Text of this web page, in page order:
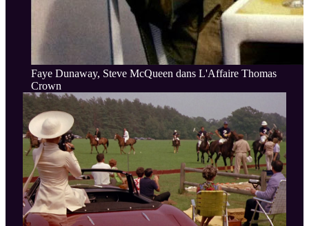
Faye Dunaway, Steve McQueen dans L'Affaire Thomas
Crown